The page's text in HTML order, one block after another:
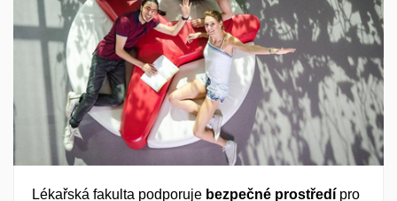
Lékařská fakulta podporuje bezpečné prostředí pro